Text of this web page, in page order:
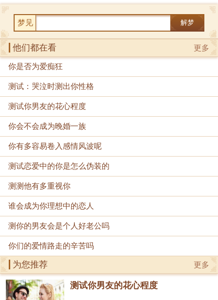
梦见 解梦
更多
他们都在看
你是否为爱痴狂
测试：哭泣时测出你性格
测试你男友的花心程度
你会不会成为晚婚一族
你有多容易卷入感情风波呢
测试恋爱中的你是怎么伪装的
测测他有多重视你
谁会成为你理想中的恋人
测你的男友会是个人好老公吗
你们的爱情路走的辛苦吗
更多
为您推荐
测试你男友的花心程度